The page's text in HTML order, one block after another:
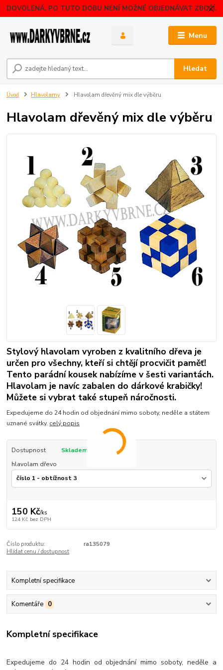
DOVOLENÁ. PO TUTO DOBU NENÍ MOŽNÉ OBJEDNÁVAT ZBOŽÍ.
Menu
Hledat
Úvod Hlavolamy Hlavolam dřevěný mix dle výběru
Hlavolam dřevěný mix dle výběru
Stylový hlavolam vyroben z kvalitního dřeva je
určen pro všechny, kteří si chtějí procvičit paměť!
Tento parádní kousek nabízíme v šesti variantách.
Hlavolam je navíc zabalen do dárkové krabičky!
Můžete si vybrat také stupeň náročnosti.
Expedujeme do 24 hodin od objednání mimo soboty, neděle a státem
uznané svátky. celý popis
Dostupnost
Skladem
hlavolam dřevo
150 Kč/ks
124 Kč bez DPH
Číslo produktu:
ra135079
Hlídat cenu / dostupnost
Kompletní specifikace
Komentáře 0
Kompletní specifikace
Expedujeme do 24 hodin od objednání mimo soboty, neděle a